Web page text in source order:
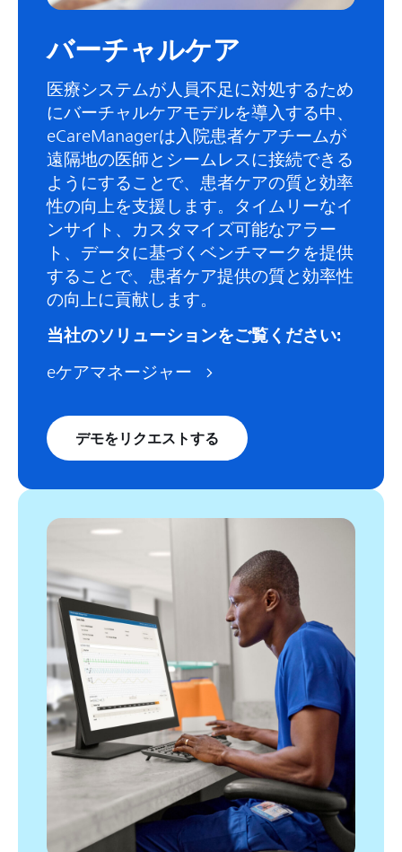
バーチャルケア
医療システムが人員不足に対処するため
にバーチャルケアモデルを導入する中、
eCareManagerは入院患者ケアチームが
遠隔地の医師とシームレスに接続できる
ようにすることで、患者ケアの質と効率
性の向上を支援します。タイムリーなイ
ンサイト、カスタマイズ可能なアラー
ト、データに基づくベンチマークを提供
することで、患者ケア提供の質と効率性
の向上に貢献します。
当社のソリューションをご覧ください:
eケアマネージャー
デモをリクエストする